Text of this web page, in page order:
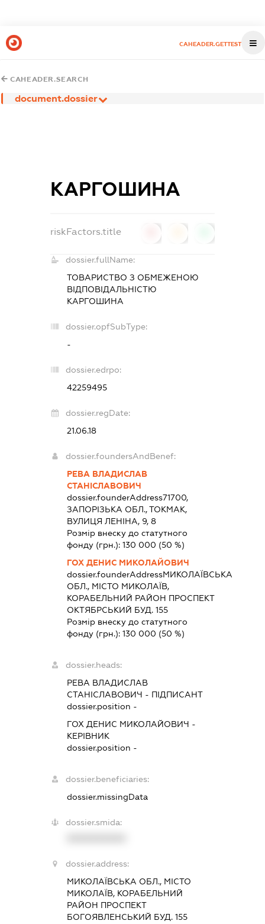
CAHEADER.GETTEST
CAHEADER.SEARCH
document.dossier
КАРГОШИНА
riskFactors.title
dossier.fullName:
ТОВАРИСТВО З ОБМЕЖЕНОЮ
ВІДПОВІДАЛЬНІСТЮ
КАРГОШИНА
dossier.opfSubType:
-
dossier.edrpo:
42259495
dossier.regDate:
21.06.18
dossier.foundersAndBenef:
РЕВА ВЛАДИСЛАВ
СТАНІСЛАВОВИЧ
dossier.founderAddress71700,
ЗАПОРІЗЬКА ОБЛ., ТОКМАК,
ВУЛИЦЯ ЛЕНІНА, 9, 8
Розмір внеску до статутного
фонду (грн.): 130 000 (50 %)
ГОХ ДЕНИС МИКОЛАЙОВИЧ
dossier.founderAddressМИКОЛАЇВСЬКА
ОБЛ., МІСТО МИКОЛАЇВ,
КОРАБЕЛЬНИЙ РАЙОН ПРОСПЕКТ
ОКТЯБРСЬКИЙ БУД. 155
Розмір внеску до статутного
фонду (грн.): 130 000 (50 %)
dossier.heads:
РЕВА ВЛАДИСЛАВ
СТАНІСЛАВОВИЧ - ПІДПИСАНТ
dossier.position -
ГОХ ДЕНИС МИКОЛАЙОВИЧ -
КЕРІВНИК
dossier.position -
dossier.beneficiaries:
dossier.missingData
dossier.smida:
dossier.address:
МИКОЛАЇВСЬКА ОБЛ., МІСТО
МИКОЛАЇВ, КОРАБЕЛЬНИЙ
РАЙОН ПРОСПЕКТ
БОГОЯВЛЕНСЬКИЙ БУД. 155